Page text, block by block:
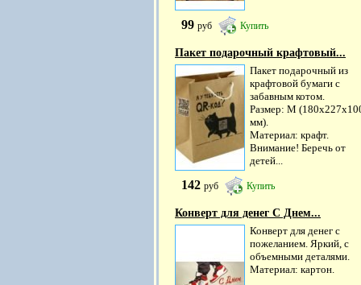
99 руб Купить
Пакет подарочный крафтовый...
Пакет подарочный из
крафтовой бумаги с
забавным котом.
Размер: М
мм).
Материал: крафт.
Внимание! Беречь от
детей...
142 руб Купить
Конверт для денег С Днем...
Конверт для денег с
пожеланием. Яркий, с
объемными деталями.
Материал: картон.